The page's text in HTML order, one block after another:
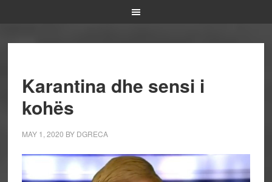
Karantina dhe sensi i
kohës
MAY 1, 2020 BY DGRECA